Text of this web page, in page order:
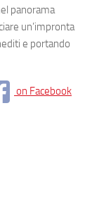
panorama
un’impronta
e portando
on Facebook